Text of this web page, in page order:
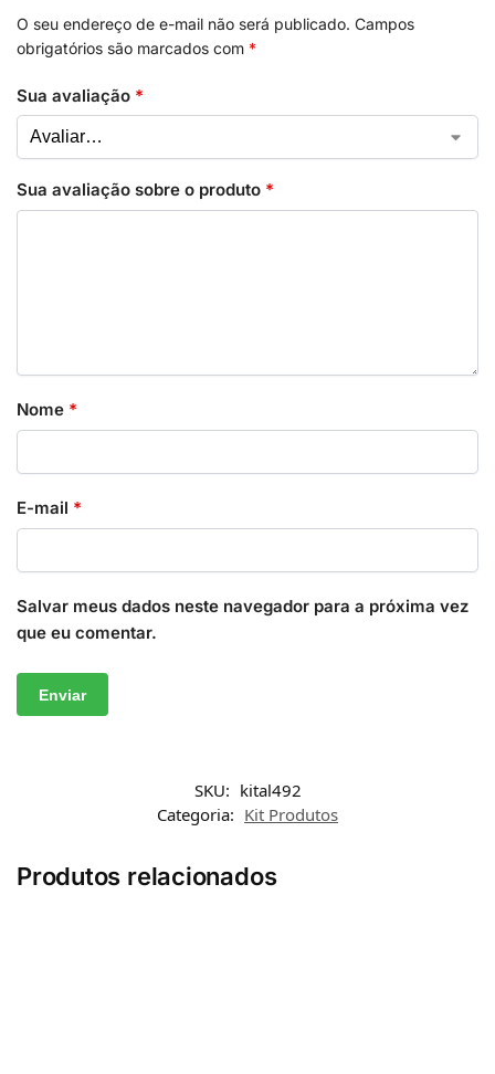
O seu endereço de e-mail não será publicado. Campos
obrigatórios são marcados com *
Sua avaliação *
Sua avaliação sobre o produto *
Nome *
E-mail *
Salvar meus dados neste navegador para a próxima vez
que eu comentar.
SKU: kital492
Categoria: Kit Produtos
Produtos relacionados